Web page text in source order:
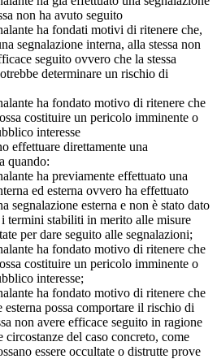
non ha avuto seguito
ha fondati motivi di ritenere che,
segnalazione interna, alla stessa non
seguito ovvero che la stessa
determinare un rischio di
ha fondato motivo di ritenere che
costituire un pericolo imminente o
interesse
effettuare direttamente una
quando:
ha previamente effettuato una
ed esterna ovvero ha effettuato
segnalazione esterna e non è stato dato
termini stabiliti in merito alle misure
per dare seguito alle segnalazioni;
ha fondato motivo di ritenere che
costituire un pericolo imminente o
interesse;
ha fondato motivo di ritenere che
esterna possa comportare il rischio di
non avere efficace seguito in ragione
circostanze del caso concreto, come
essere occultate o distrutte prove